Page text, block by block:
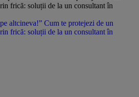
altcineva!” Cum te protejezi de un
frică: soluții de la un consultant în